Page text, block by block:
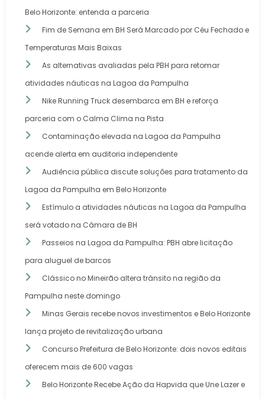
Belo Horizonte: entenda a parceria
Fim de Semana em BH Será Marcado por Céu Fechado e
Temperaturas Mais Baixas
As alternativas avaliadas pela PBH para retomar
atividades náuticas na Lagoa da Pampulha
Nike Running Truck desembarca em BH e reforça
parceria com o Calma Clima na Pista
Contaminação elevada na Lagoa da Pampulha
acende alerta em auditoria independente
Audiência pública discute soluções para tratamento da
Lagoa da Pampulha em Belo Horizonte
Estímulo a atividades náuticas na Lagoa da Pampulha
será votado na Câmara de BH
Passeios na Lagoa da Pampulha: PBH abre licitação
para aluguel de barcos
Clássico no Mineirão altera trânsito na região da
Pampulha neste domingo
Minas Gerais recebe novos investimentos e Belo Horizonte
lança projeto de revitalização urbana
Concurso Prefeitura de Belo Horizonte: dois novos editais
oferecem mais de 600 vagas
Belo Horizonte Recebe Ação da Hapvida que Une Lazer e